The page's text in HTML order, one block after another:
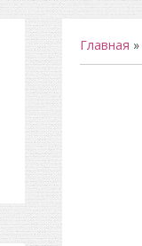
Главная »